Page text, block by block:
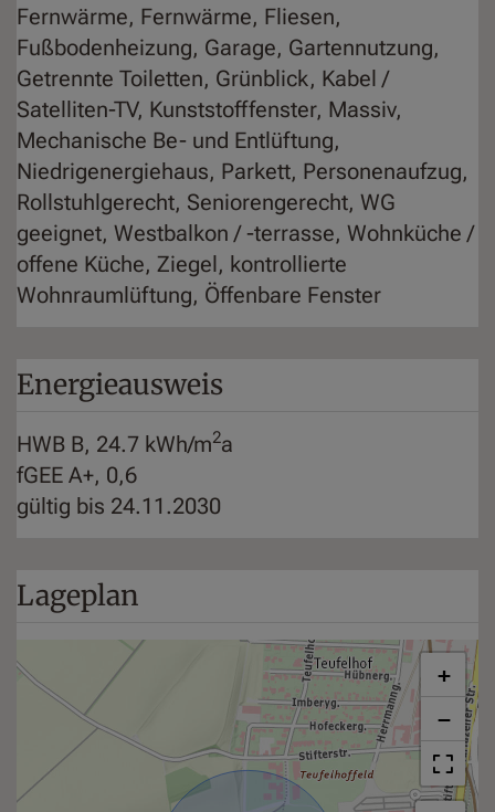
Fernwärme Fernwärme Fliesen
Fußbodenheizung Garage Gartennutzung
Getrennte Toiletten Grünblick Kabel /
Satelliten-TV Kunststofffenster Massiv
Mechanische Be- und Entlüftung
Niedrigenergiehaus Parkett Personenaufzug
Rollstuhlgerecht Seniorengerecht WG
geeignet Westbalkon / -terrasse Wohnküche /
offene Küche Ziegel kontrollierte
Wohnraumlüftung Öffenbare Fenster
Energieausweis
HWB B, 24.7 kWh/m2a
fGEE A+, 0,6
gültig bis 24.11.2030
Lageplan
+
−